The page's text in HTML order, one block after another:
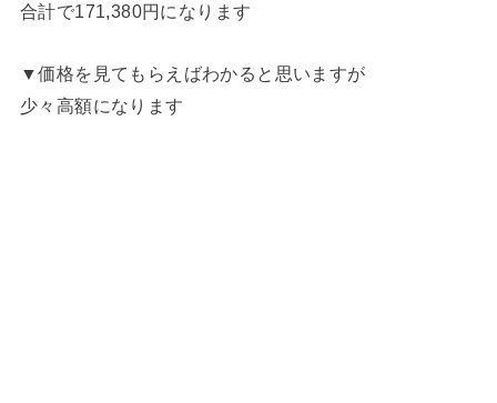
合計で171,380円になります
▼価格を見てもらえばわかると思いますが
少々高額になります